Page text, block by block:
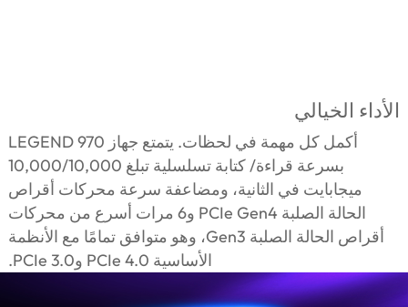
الأداء الخيالي
أكمل كل مهمة في لحظات. يتمتع جهاز LEGEND 970
بسرعة قراءة/ كتابة تسلسلية تبلغ 10,000/10,000
ميجابايت في الثانية، ومضاعفة سرعة محركات أقراص
الحالة الصلبة PCIe Gen4 و6 مرات أسرع من محركات
أقراص الحالة الصلبة Gen3، وهو متوافق تمامًا مع الأنظمة
الأساسية PCIe 4.0 وPCIe 3.0.